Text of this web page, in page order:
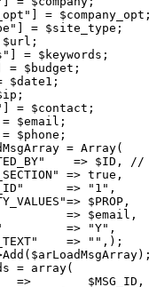
=
= $site_type;
= $keywords;
$budget;
$contact;
$email;
= Array(
=> $ID, //
=> true,
=> "1",
$PROP,
=> $email,
=> "Y",
=> "",);
$MSG_ID,